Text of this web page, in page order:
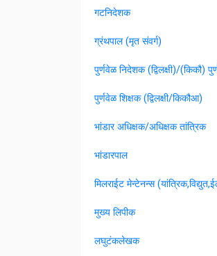
गटनिदेशक
ग्रंथपाल (मृत संवर्ग)
पुर्णवेळ निदेशक (द्विलक्षी)/(किकौ)
पुर्णवेळ शिक्षक (द्विलक्षी/किकौआ)
भांडार अधिक्षक/अधिक्षक तांत्रिक
भांडारपाल
मिलराईट मेन्टेनन्स
मुख्य लिपीक
लघुटंकलेखक